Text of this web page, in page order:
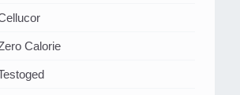
Calorie